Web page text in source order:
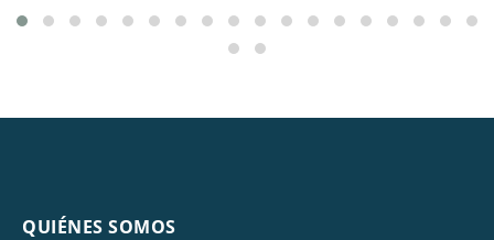
QUIÉNES SOMOS